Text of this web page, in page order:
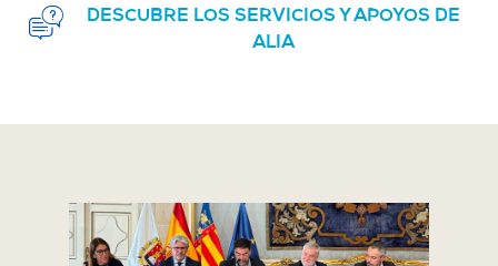
DESCUBRE LOS SERVICIOS Y APOYOS DE
ALIA